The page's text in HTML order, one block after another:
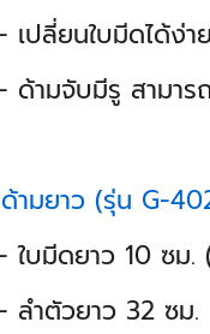
ยนใบมีดได้ง่าย
จับมีรู สามารถร้
ามยาว (รุ่น G-
ดยาว 10 ซม.
วยาว 32 ซม.